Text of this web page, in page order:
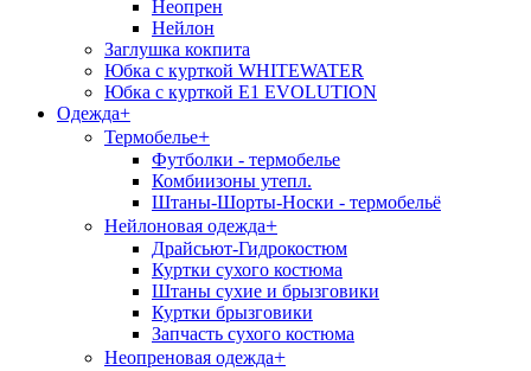
Неопрен
Нейлон
Заглушка кокпита
Юбка с курткой WHITEWATER
Юбка с курткой E1 EVOLUTION
Одежда+
Термобелье+
Футболки - термобелье
Комбиизоны утепл.
Штаны-Шорты-Носки - термобельё
Нейлоновая одежда+
Драйсьют-Гидрокостюм
Куртки сухого костюма
Штаны сухие и брызговики
Куртки брызговики
Запчасть сухого костюма
Неопреновая одежда+